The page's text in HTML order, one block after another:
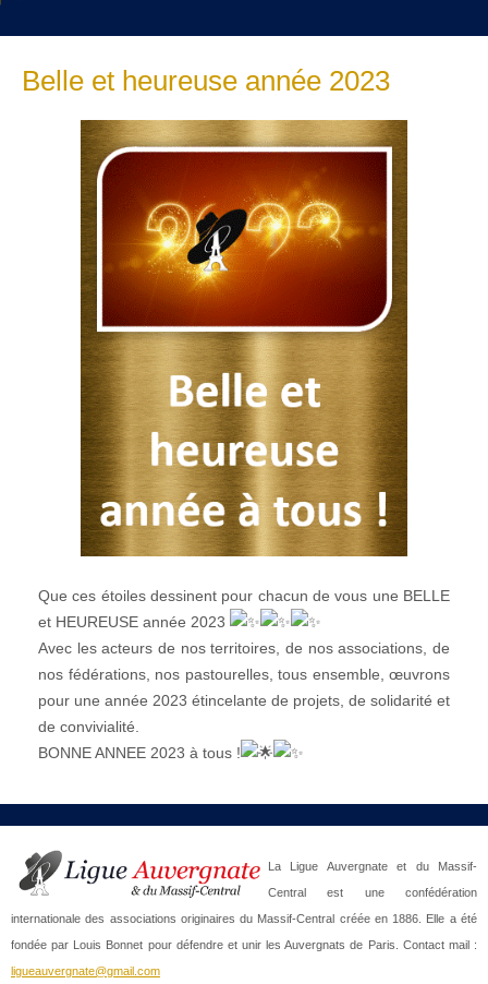
Belle et heureuse année 2023
Que ces étoiles dessinent pour chacun de vous une BELLE
et HEUREUSE année 2023
Avec les acteurs de nos territoires, de nos associations, de
nos fédérations, nos pastourelles, tous ensemble, œuvrons
pour une année 2023 étincelante de projets, de solidarité et
de convivialité.
BONNE ANNEE 2023 à tous !
La Ligue Auvergnate et du Massif-
Central est une confédération
internationale des associations originaires du Massif-Central créée en 1886. Elle a été
fondée par Louis Bonnet pour défendre et unir les Auvergnats de Paris. Contact mail :
ligueauvergnate@gmail.com